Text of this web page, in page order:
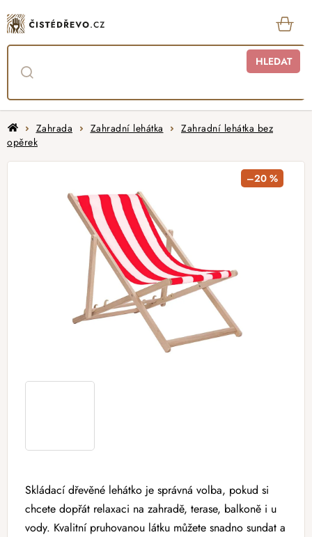
na
obsah
HLEDAT
DomůZahrada Zahradní lehátka
Zahradní lehátka bez
opěrek
Skládací dřevěné lehátko je správná volba, pokud si
chcete dopřát relaxaci na zahradě, terase, balkoně i u
vody. Kvalitní pruhovanou látku můžete snadno sundat a
–20 %